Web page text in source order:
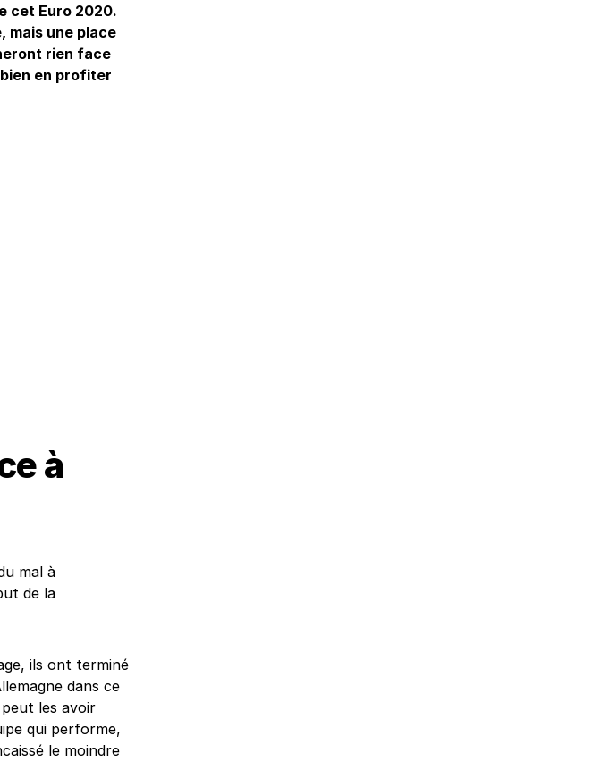
cet Euro 2020.
mais une place
rien face
en profiter
à
mal à
de la
ils ont terminé
dans ce
les avoir
qui performe,
le moindre